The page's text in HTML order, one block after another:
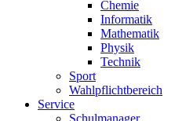
Chemie
Informatik
Mathematik
Physik
Technik
Sport
Wahlpflichtbereich
Service
Schulmanager